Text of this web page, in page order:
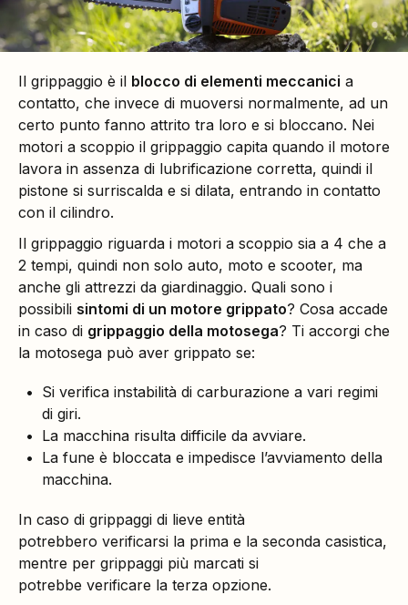
Il grippaggio è il blocco di elementi meccanici a
contatto, che invece di muoversi normalmente, ad un
certo punto fanno attrito tra loro e si bloccano. Nei
motori a scoppio il grippaggio capita quando il motore
lavora in assenza di lubrificazione corretta, quindi il
pistone si surriscalda e si dilata, entrando in contatto
con il cilindro.
Il grippaggio riguarda i motori a scoppio sia a 4 che a
2 tempi, quindi non solo auto, moto e scooter, ma
anche gli attrezzi da giardinaggio. Quali sono i
possibili sintomi di un motore grippato? Cosa accade
in caso di grippaggio della motosega? Ti accorgi che
la motosega può aver grippato se:
Si verifica instabilità di carburazione a vari regimi
di giri.
La macchina risulta difficile da avviare.
La fune è bloccata e impedisce l’avviamento della
macchina.
In caso di grippaggi di lieve entità
potrebbero verificarsi la prima e la seconda casistica,
mentre per grippaggi più marcati si
potrebbe verificare la terza opzione.